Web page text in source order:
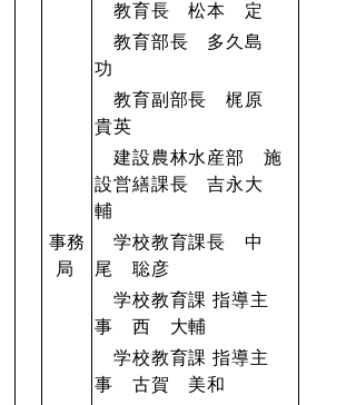
事務
局
教育長 松本 定
教育部長 多久島
功
教育副部長 梶原
貴英
建設農林水産部 施
設営繕課長 吉永大
輔
学校教育課長 中
尾 聡彦
学校教育課 指導主
事 西 大輔
学校教育課 指導主
事 古賀 美和